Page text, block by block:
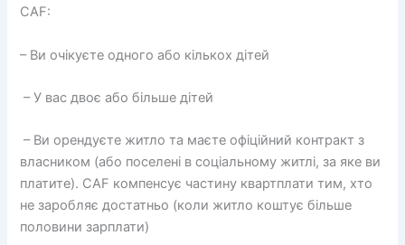
CAF:
– Ви очікуєте одного або кількох дітей
– У вас двоє або більше дітей
– Ви орендуєте житло та маєте офіційний контракт з
власником (або поселені в соціальному житлі, за яке ви
платите). CAF компенсує частину квартплати тим, хто
не заробляє достатньо (коли житло коштує більше
половини зарплати)